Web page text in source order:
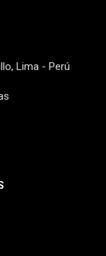
Lima - Perú